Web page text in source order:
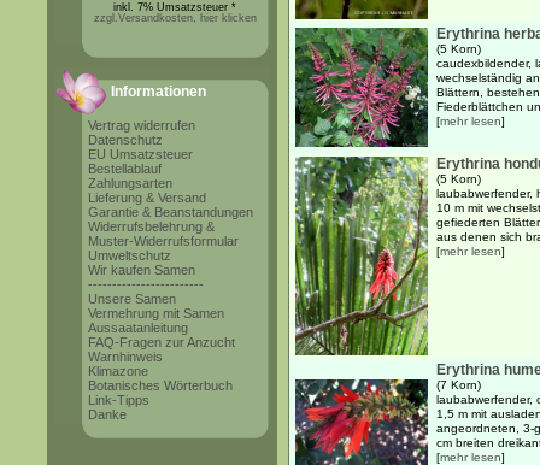
inkl. 7% Umsatzsteuer *
zzgl.Versandkosten, hier klicken
Informationen
Vertrag widerrufen
Datenschutz
EU Umsatzsteuer
Bestellablauf
Zahlungsarten
Lieferung & Versand
Garantie & Beanstandungen
Widerrufsbelehrung &
Muster-Widerrufsformular
Umweltschutz
Wir kaufen Samen
------------------------
Unsere Samen
Vermehrung mit Samen
Aussaatanleitung
FAQ-Fragen zur Anzucht
Warnhinweis
Klimazone
Botanisches Wörterbuch
Link-Tipps
Danke
Erythrina
(5 Korn)
caudexbildender,
wechselständig
Blättern,
Fiederblättchen
[mehr lesen]
Erythrina
(5 Korn)
laubabwerfender,
10 m mit
gefiederten
aus denen sich
[mehr lesen]
Erythrina
(7 Korn)
laubabwerfender,
1,5 m mit
angeordneten, 3-
cm breiten
[mehr lesen]